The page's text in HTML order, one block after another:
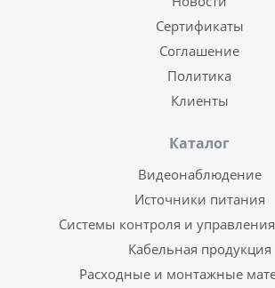
Сертификаты
Соглашение
Политика
Клиенты
Каталог
Видеонаблюдение
Источники питания
Системы контроля и
Кабельная продукция
Расходные и монтажные